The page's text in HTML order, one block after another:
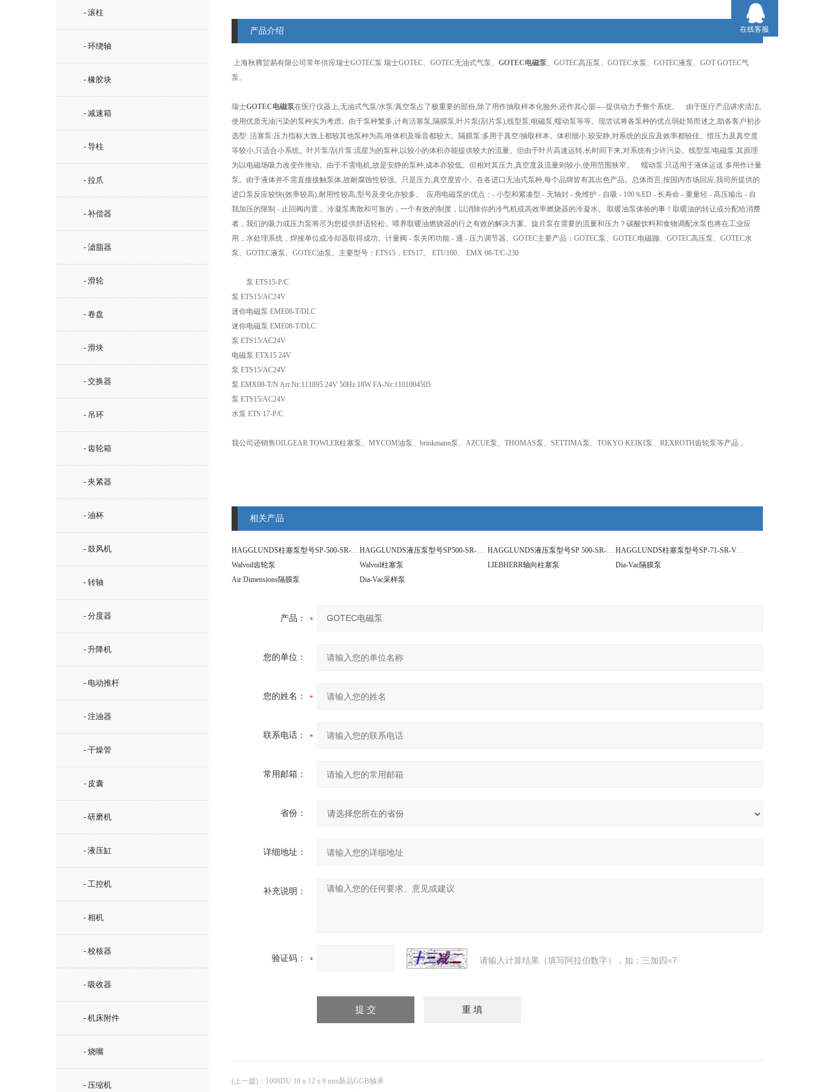
- 滚柱
- 环绕轴
- 橡胶块
- 减速箱
- 导柱
- 拉爪
- 补偿器
- 滤脂器
- 滑轮
- 卷盘
- 滑块
- 交换器
- 吊环
- 齿轮箱
- 夹紧器
- 油杯
- 鼓风机
- 转轴
- 分度器
- 升降机
- 电动推杆
- 注油器
- 干燥管
- 皮囊
- 研磨机
- 液压缸
- 工控机
- 相机
- 校核器
- 吸收器
- 机床附件
- 烧嘴
- 压缩机
产品介绍
上海秋腾贸易有限公司常年供应瑞士GOTEC泵 瑞士GOTEC、GOTEC无油式气泵、 GOTEC电磁泵、GOTEC高压泵、GOTEC水泵、GOTEC液泵、GOT GOTEC气
泵。
瑞士GOTEC电磁泵在医疗仪器上,无油式气泵/水泵/真空泵占了极重要的部份,除了用作抽取样本化验外,还作其心脏----提供动力予整个系统。 由于医疗产品讲求清洁,
使用优质无油污染的泵种实为考虑。由于泵种繁多,计有活塞泵,隔膜泵,叶片泵(刮片泵),线型泵,电磁泵,蠕动泵等等。现尝试将各泵种的优点弱处简而述之,助各客户初步
选型: 活塞泵:压力指标大致上都较其他泵种为高,唯体积及噪音都较大。隔膜泵:多用于真空/抽取样本。体积细小,较安静,对系统的反应及效率都较佳。惜压力及真空度
等较小,只适合小系统。叶片泵/刮片泵:流星为的泵种,以较小的体积亦能提供较大的流量。但由于叶片高速运转,长时间下来,对系统有少许污染。线型泵/电磁泵:其原理
为以电磁场吸力改变作推动。由于不需电机,故是安静的泵种,成本亦较低。但相对其压力,真空度及流量则较小,使用范围狭窄。 蠕动泵:只适用于液体运送.多用作计量
泵。由于液体并不需直接接触泵体,故耐腐蚀性较强。只是压力,真空度皆小。在各进口无油式泵种,每个品牌皆有其出色产品。总体而言,按国内市场回应,我司所提供的
进口泵反应较快(效率较高),耐用性较高,型号及变化亦较多。 应用电磁泵的优点：- 小型和紧凑型 - 无轴封 - 免维护 - 自吸 - 100％ED - 长寿命 - 重量轻 - 高压输出 - 自
我加压的限制 - 止回阀内置 。冷凝泵离散和可靠的，一个有效的制度，以消除你的冷气机或高效率燃烧器的冷凝水。 取暖油泵体验的事！取暖油的转让或分配给消费
者，我们的吸力或压力泵将尽为您提供舒适轻松。喂养取暖油燃烧器的行之有效的解决方案。旋片泵在需要的流量和压力？碳酸饮料和食物调配水泵也将在工业应
用，水处理系统，焊接单位或冷却器取得成功。计量阀 - 泵关闭功能 - 通 - 压力调节器。GOTEC主要产品：GOTEC泵、GOTEC电磁蹦、GOTEC高压泵、GOTEC水
泵、GOTEC液泵、GOTEC油泵。主要型号：ETS15，ETS17、 ETU100、 EMX 08-T/C-230
泵 ETS15-P/C
泵 ETS15/AC24V
迷你电磁泵 EME08-T/DLC
迷你电磁泵 EME08-T/DLC
泵 ETS15/AC24V
电磁泵 ETX15 24V
泵 ETS15/AC24V
泵 EMX08-T/N Art.Nr:111895 24V 50Hz 18W FA-Nr:1101004505
泵 ETS15/AC24V
水泵 ETS 17-P/C
我公司还销售OILGEAR TOWLER柱塞泵、MYCOM油泵、brinkmann泵、AZCUE泵、THOMAS泵、SETTIMA泵、TOKYO KEIKI泵、REXROTH齿轮泵等产品 。
相关产品
HAGGLUNDS柱塞泵型号SP-500-SR-V-EP-2433970 HAGGLUNDS液压泵型号SP500-SR-VEP2554831-33+2445041 HAGGLUNDS液压泵型号SP 500-SR-V-EP-253678
HAGGLUNDS柱塞泵型号SP-71-SR-V-EP-R902433979
Walvoil齿轮泵
Walvoil柱塞泵 LIEBHERR轴向柱塞泵
Dia-Vac隔膜泵
Air Dimensions隔膜泵
Dia-Vac采样泵
产品：
您的单位：
您的姓名：
联系电话：
常用邮箱：
省份：
详细地址：
补充说明：
验证码： 请输入计算结果（填写阿拉伯数字），如：三加四=7
(上一篇) ： 1008DU 10 x 12 x 8 mm新品GGB轴承
在线客服